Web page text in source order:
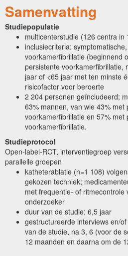
Samenvatting
Studiepopulatie
multicenterstudie (126 centra in
inclusiecriteria:
voorkamerfibrillatie (beginnend
persistente voorkamerfibrillatie,
jaar of <65 jaar met ten minste
risicofactor voor beroerte
2 204 personen geïncludeerd;
63% mannen, van wie 43% met
voorkamerfibrillatie en 57% met
voorkamerfibrillatie.
Studieprotocol
Open-label-RCT, interventiegroep
parallelle groepen
katheterablatie (n=1 108)
gekozen techniek;
met frequentie- of ritmecontrole
onderzoeker
duur van de studie: 6,5 jaar
gestructureerde interviews en/
van de studie, na 3, 6 (voor de
12 maanden en daarna om de